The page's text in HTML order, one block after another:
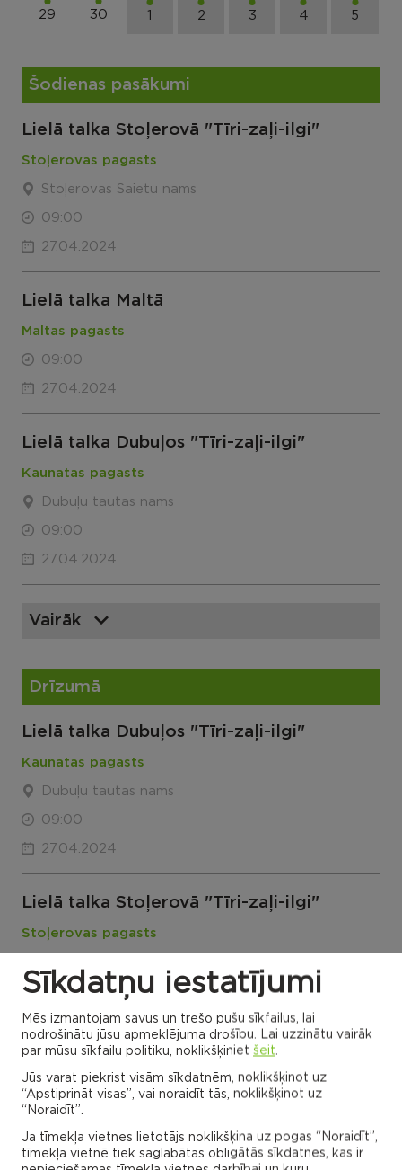
29 30 1 2 3 4 5
Šodienas pasākumi
Lielā talka Stoļerovā "Tīri-zaļi-ilgi"
Stoļerovas pagasts
Stoļerovas Saietu nams
09:00
27.04.2024
Lielā talka Maltā
Maltas pagasts
09:00
27.04.2024
Lielā talka Dubuļos "Tīri-zaļi-ilgi"
Kaunatas pagasts
Dubuļu tautas nams
09:00
27.04.2024
Vairāk
Drīzumā
Lielā talka Dubuļos "Tīri-zaļi-ilgi"
Kaunatas pagasts
Dubuļu tautas nams
09:00
27.04.2024
Lielā talka Stoļerovā "Tīri-zaļi-ilgi"
Stoļerovas pagasts
09:00
27.04.2024
Lielā talka Maltā
Maltas pagasts
09:00
27.04.2024
Sīkdatņu iestatījumi
Mēs izmantojam savus un trešo pušu sīkfailus, lai
nodrošinātu jūsu apmeklējuma drošību. Lai uzzinātu vairāk
par mūsu sīkfailu politiku, noklikšķiniet šeit.
Jūs varat piekrist visām sīkdatnēm, noklikšķinot uz
“Apstiprināt visas”, vai noraidīt tās, noklikšķinot uz
“Noraidīt”.
Ja tīmekļa vietnes lietotājs noklikšķina uz pogas “Noraidīt”,
tīmekļa vietnē tiek saglabātas obligātās sīkdatnes, kas ir